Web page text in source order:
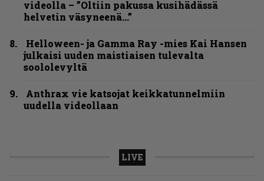
videolla – ”Oltiin pakussa kusihädässä
helvetin väsyneenä…”
Helloween- ja Gamma Ray -mies Kai Hansen
julkaisi uuden maistiaisen tulevalta
soololevyltä
Anthrax vie katsojat keikkatunnelmiin
uudella videollaan
LIVE